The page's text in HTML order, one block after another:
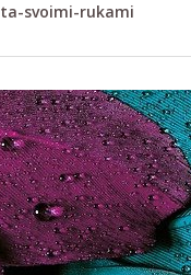
svoimi-rukami